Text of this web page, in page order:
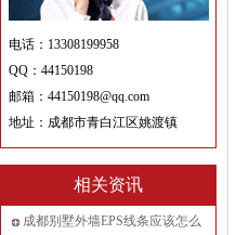
电话：13308199958
QQ：44150198
邮箱：44150198@qq.com
地址：成都市青白江区姚渡镇
相关资讯
成都别墅外墙EPS线条应该怎么